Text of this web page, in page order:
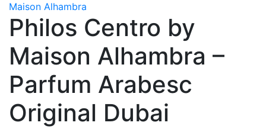
Maison Alhambra
Philos Centro by
Maison Alhambra –
Parfum Arabesc
Original Dubai